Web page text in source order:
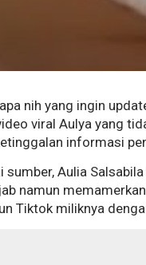
nih yang ingin
viral Aulya yang
informasi
sumber, Aulia
namun
Tiktok miliknya